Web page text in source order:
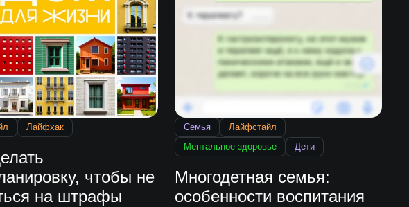
Лайфхак
чтобы не
на штрафы
Семья
Лайфстайл
Ментальное здоровье
Дети
Многодетная семья:
особенности воспитания